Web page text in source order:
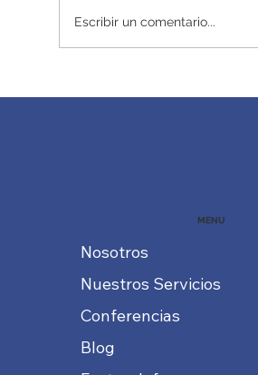
Escribir un comentario...
MENU
Nosotros
Nuestros Servicios
Conferencias
Blog